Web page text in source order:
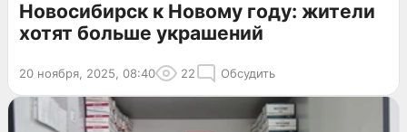
Новосибирск к Новому году: жители
хотят больше украшений
20 ноября, 2025, 08:40 22 Обсудить